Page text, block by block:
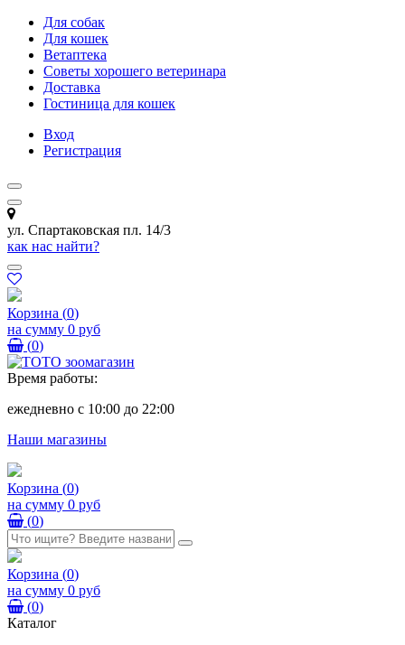
Для собак
Для кошек
Ветаптека
Советы хорошего ветеринара
Доставка
Гостиница для кошек
Вход
Регистрация
ул. Спартаковская пл. 14/3
как нас найти?
Корзина (0)
на сумму 0 руб
(0)
Время работы:
ежедневно с 10:00 до 22:00
Наши магазины
Корзина (0)
на сумму 0 руб
(0)
Корзина (0)
на сумму 0 руб
(0)
Каталог